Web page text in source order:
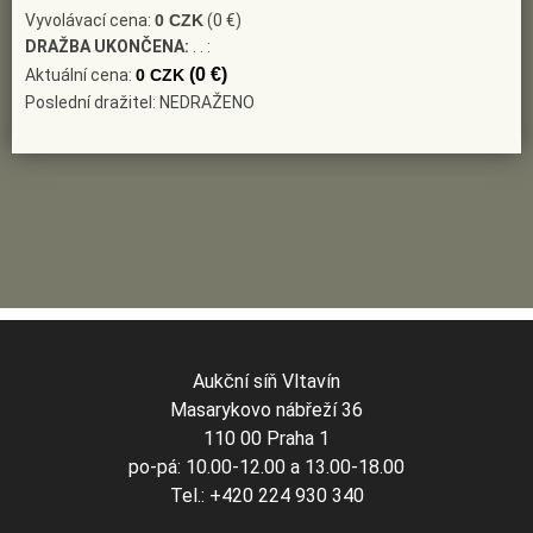
Vyvolávací cena: 0 CZK(0 €)
DRAŽBA UKONČENA: . . :
Aktuální cena: 0 CZK (0 €)
Poslední dražitel: NEDRAŽENO
Aukční síň Vltavín
Masarykovo nábřeží 36
110 00 Praha 1
po-pá: 10.00-12.00 a 13.00-18.00
Tel.: +420 224 930 340